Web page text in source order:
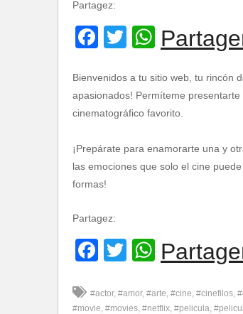
Partagez:
Facebook
Twitter
Bienvenidos a tu sitio web, tu rincón
apasionados! Permíteme
cinematográfico favorito.
¡Prepárate para enamorarte una y
las emociones que solo el cine
formas!
Partagez:
Facebook
Twitter
#actor #amor #arte #cine #cinefilos
#movie #movies #netflix #pelicula